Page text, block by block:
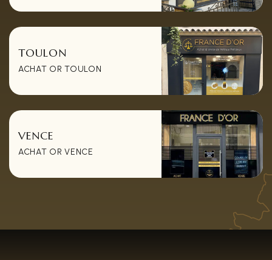
TOULON
ACHAT OR TOULON
VENCE
ACHAT OR VENCE